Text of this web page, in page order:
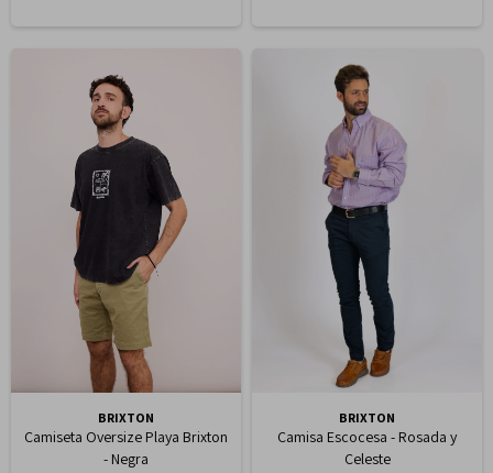
BRIXTON
Camiseta Oversize Playa Brixton
- Negra
BRIXTON
Camisa Escocesa - Rosada y
Celeste